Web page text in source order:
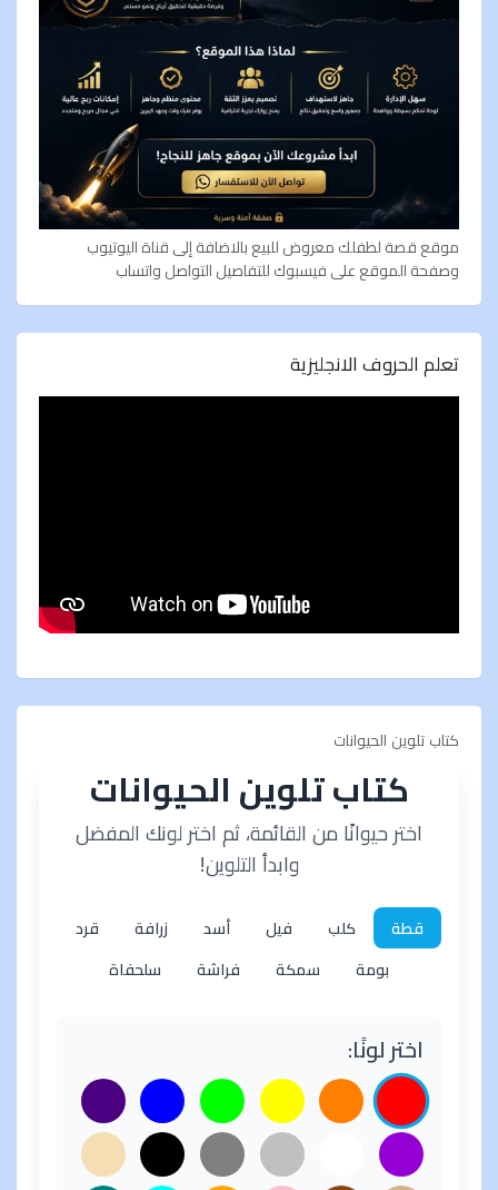
موقع قصة لطفلك معروض للبيع بالاضافة إلى قناة اليوتيوب
وصفحة الموقع على فيسبوك للتفاصيل التواصل واتساب
تعلم الحروف الانجليزية
كتاب تلوين الحيوانات
كتاب تلوين الحيوانات
اختر حيوانًا من القائمة، ثم اختر لونك المفضل
وابدأ التلوين!
قطة كلب فيل أسد زرافة قرد
بومة سمكة فراشة سلحفاة
اختر لونًا: